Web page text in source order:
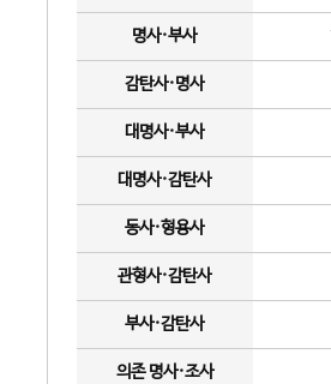
명사·부사
감탄사·명사
대명사·부사
대명사·감탄사
동사·형용사
관형사·감탄사
부사·감탄사
의존 명사·조사